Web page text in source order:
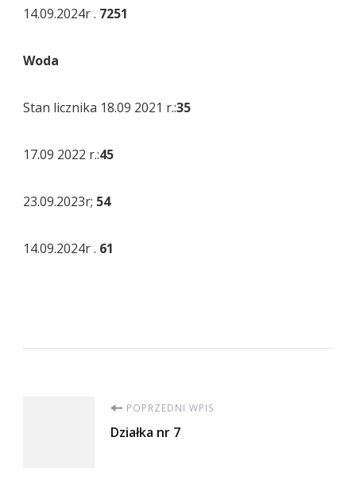
14.09.2024r . 7251
Woda
Stan licznika 18.09 2021 r.:35
17.09 2022 r.:45
23.09.2023r; 54
14.09.2024r . 61
Nawigacja
POPRZEDNI WPIS
Działka nr 7